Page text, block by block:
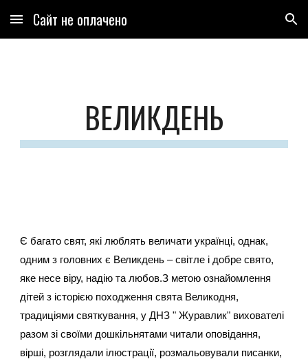
Skip to main content Skip to navigation
Сайт не оплачено
ВЕЛИКДЕНЬ
Є багато свят, які люблять величати українці, однак,
одним з головних є Великдень – світле і добре свято,
яке несе віру, надію та любов.З метою ознайомлення
дітей з історією походження свята Великодня,
традиціями святкування, у ДНЗ " Журавлик" вихователі
разом зі своїми дошкільнятами читали оповідання,
вірші, розглядали ілюстрації, розмальовували писанки,